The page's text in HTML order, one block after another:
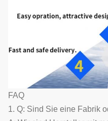
FAQ
1. Q: Sind Sie eine Fabrik